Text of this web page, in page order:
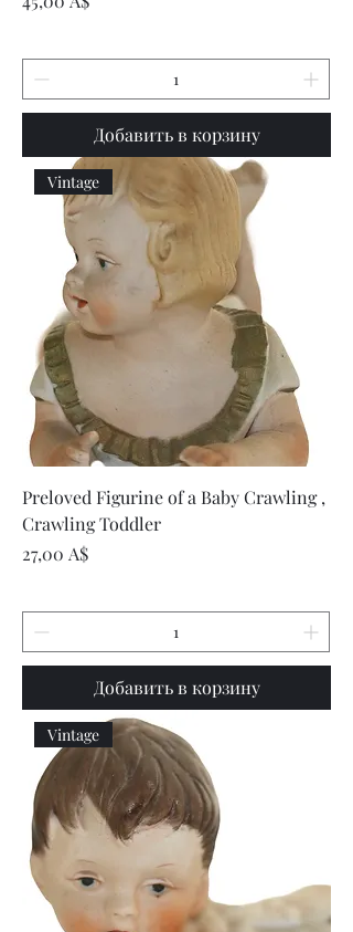
Добавить в корзину
Vintage
Preloved Figurine of a Baby Crawling ,
Crawling Toddler
Цена
27,00 A$
Добавить в корзину
Vintage